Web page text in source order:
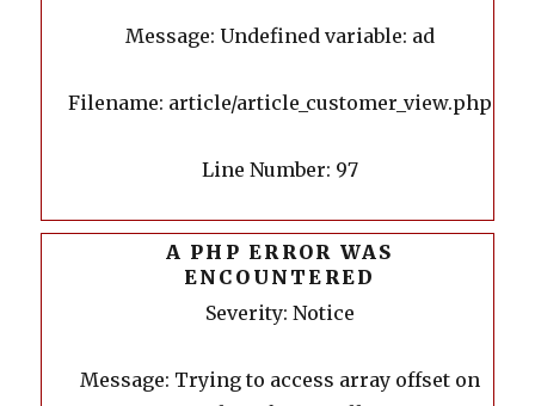
Message: Undefined variable: ad
Filename: article/article_customer_view.php
Line Number: 97
A PHP ERROR WAS
ENCOUNTERED
Severity: Notice
Message: Trying to access array offset on